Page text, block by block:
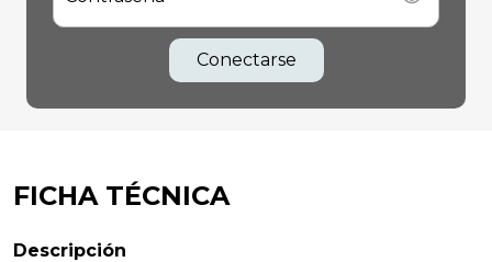
Conectarse
FICHA TÉCNICA
Descripción